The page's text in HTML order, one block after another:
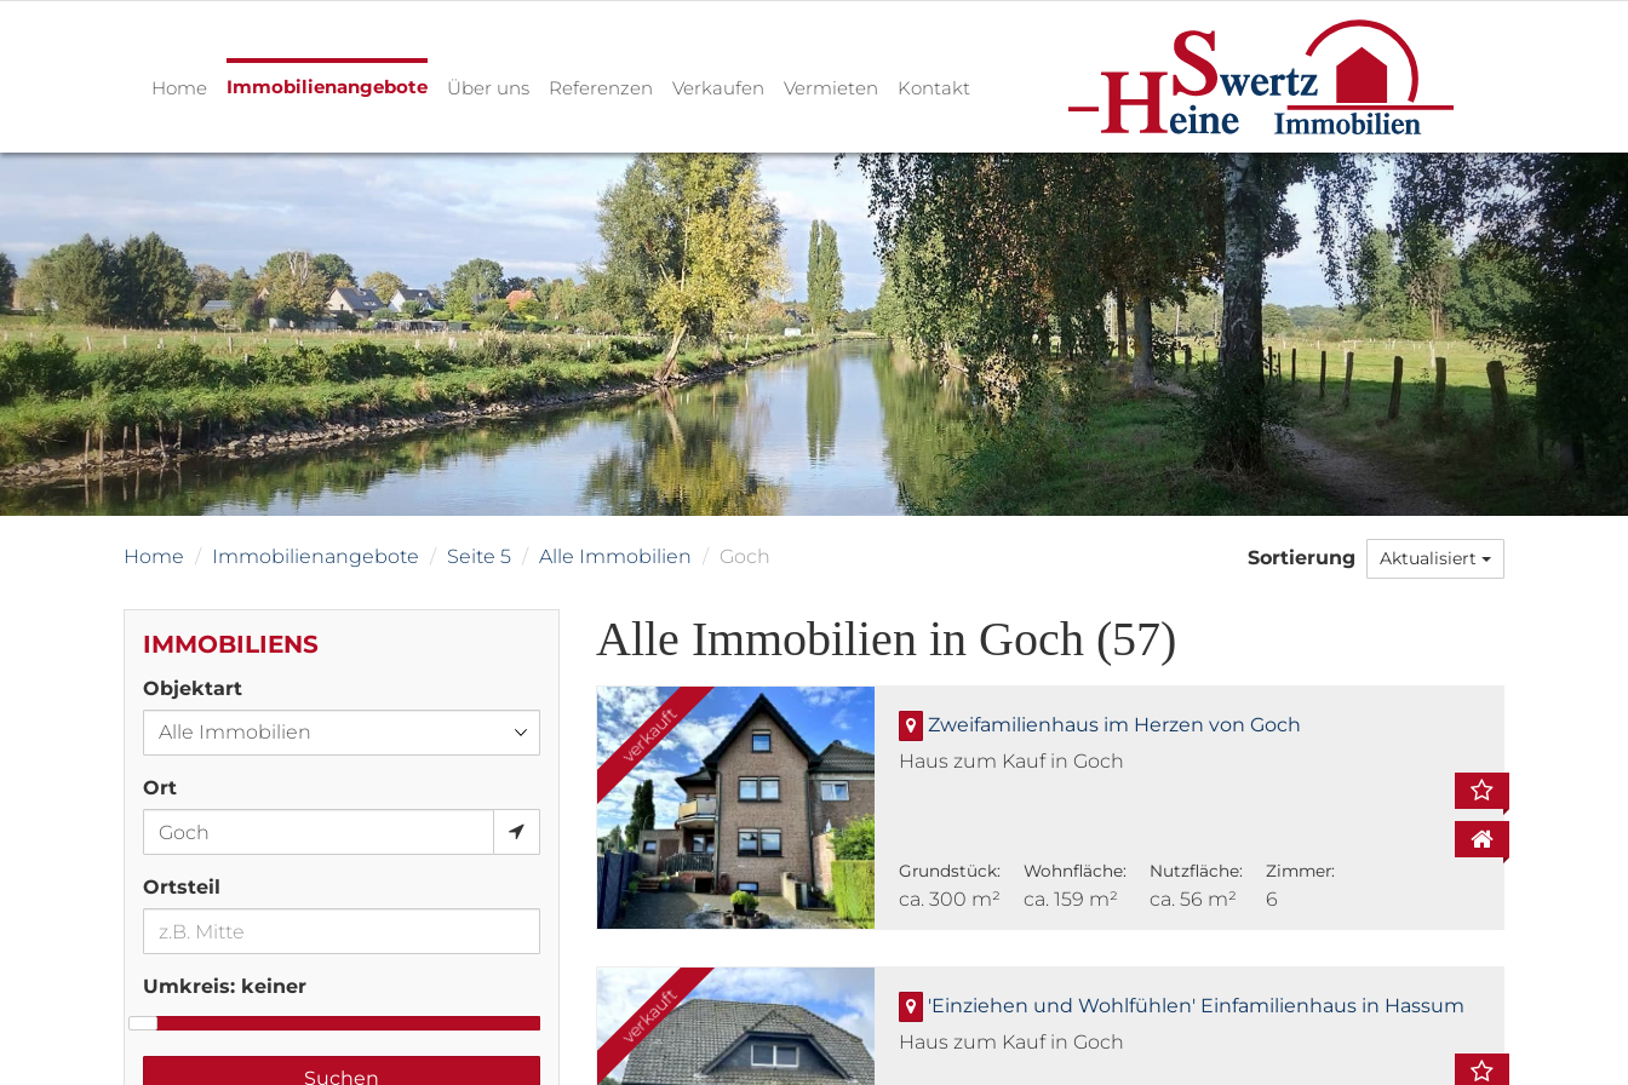
Home Immobilienangebote Über uns Referenzen Verkaufen Vermieten Kontakt
Home Immobilienangebote Seite 5 Alle Immobilien Goch Sortierung Aktualisiert
Alle Immobilien in Goch (57)
verkauft
Zweifamilienhaus im Herzen von Goch
Haus zum Kauf in Goch
Grundstück:
ca. 300 m²
Wohnfläche:
ca. 159 m²
Nutzfläche:
ca. 56 m²
Zimmer:
6
verkauft
'Einziehen und Wohlfühlen' Einfamilienhaus in Hassum
Haus zum Kauf in Goch
IMMOBILIENS
Objektart
Ort
Ortsteil
Umkreis: keiner